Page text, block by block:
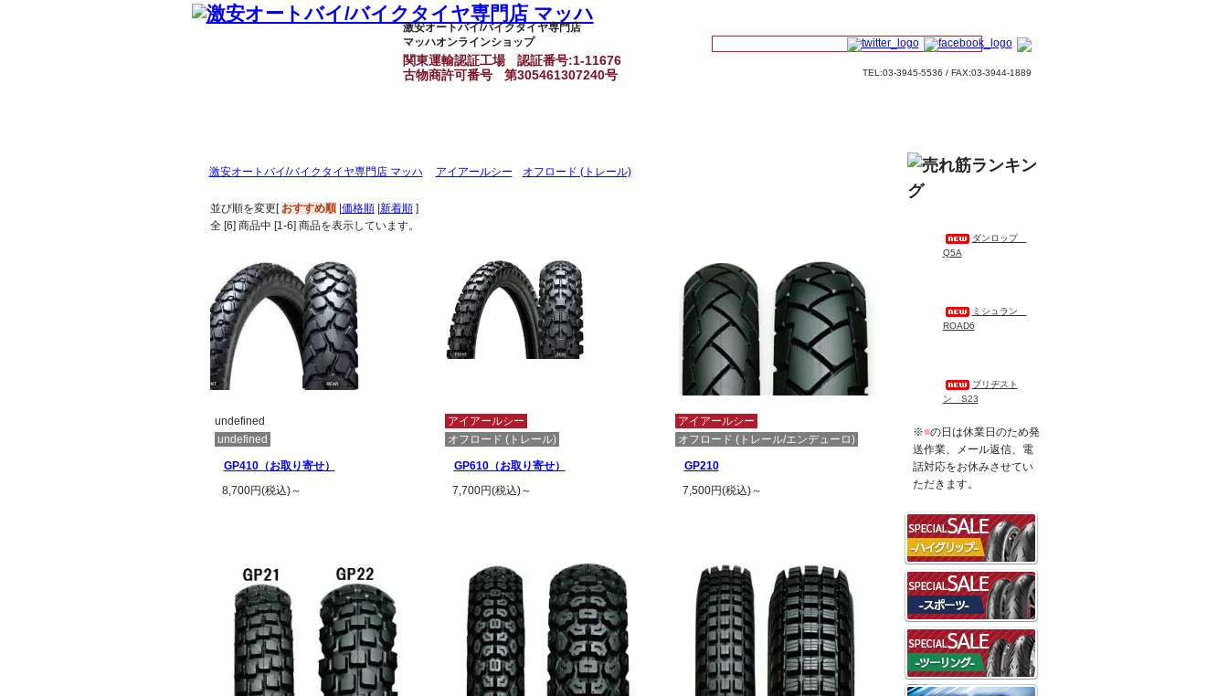
激安オートバイ/バイクタイヤ専門店
マッハオンラインショップ
関東運輸認証工場
認証番号:1-11676
古物商許可番号
第305461307240号 TEL:03-3945-5536 / FAX:03-3944-1889
激安オートバイ/バイクタイヤ専門店 マッハ アイアールシー オフロード (トレール)
並び順を変更[ おすすめ順| 価格順| 新着順]
全 [6] 商品中 [1-6] 商品を表示しています。
undefined
undefined
GP410（お取り寄せ）
8,700円(税込)～
アイアールシー
オフロード (トレール)
GP610（お取り寄せ）
7,700円(税込)～
アイアールシー
オフロード (トレール/エンデューロ)
GP210
7,500円(税込)～
ダンロップ
Q5A
ミシュラン
ROAD6
ブリヂスト
ン S23
※■の日は休業日のため発
送作業、メール返信、電
話対応をお休みさせてい
ただきます。